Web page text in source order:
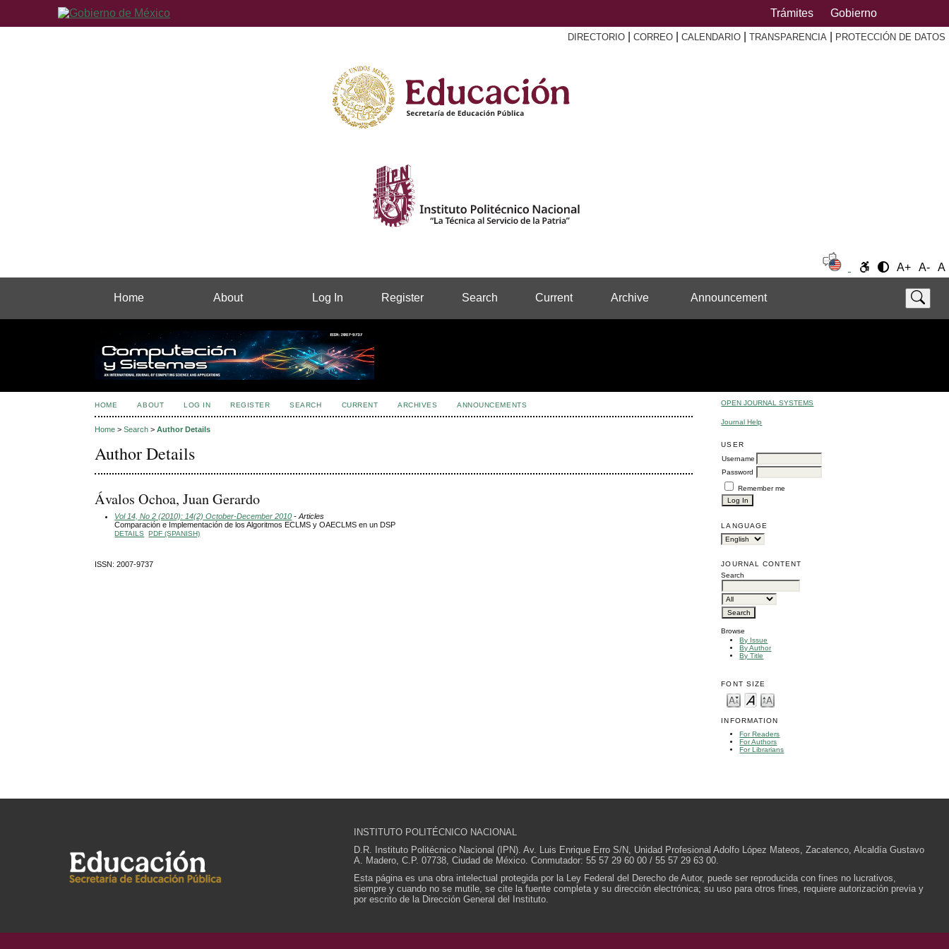
Trámites Gobierno
DIRECTORIO CORREO CALENDARIO TRANSPARENCIA PROTECCIÓN DE DATOS
A+ A- A
Home About Log In Register Search Current Archive Announcement
OPEN JOURNAL SYSTEMS
Journal Help
USER
Username
Password
Remember me
LANGUAGE
JOURNAL CONTENT
Search
Browse
By Issue
By Author
By Title
FONT SIZE
INFORMATION
For Readers
For Authors
For Librarians
HOME ABOUT LOG IN REGISTER SEARCH CURRENT ARCHIVES ANNOUNCEMENTS
Home >Search >Author Details
Author Details
Ávalos Ochoa, Juan Gerardo
Vol 14, No 2 (2010): 14(2) October-December 2010 - Articles
Comparación e Implementación de los Algoritmos ECLMS y OAECLMS en un DSP
DETAILS PDF (SPANISH)
ISSN: 2007-9737
INSTITUTO POLITÉCNICO NACIONAL
D.R. Instituto Politécnico Nacional (IPN). Av. Luis Enrique Erro S/N, Unidad Profesional Adolfo López Mateos, Zacatenco, Alcaldía Gustavo
A. Madero, C.P. 07738, Ciudad de México. Conmutador: 55 57 29 60 00 / 55 57 29 63 00.
Esta página es una obra intelectual protegida por la Ley Federal del Derecho de Autor, puede ser reproducida con fines no lucrativos,
siempre y cuando no se mutile, se cite la fuente completa y su dirección electrónica; su uso para otros fines, requiere autorización previa y
por escrito de la Dirección General del Instituto.